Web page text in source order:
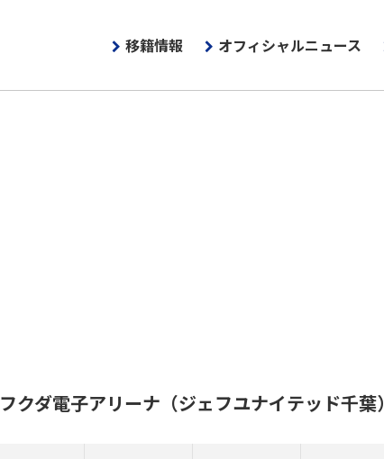
移籍情報 オフィシャルニュース
フクダ電子アリーナ （ジェフユナイテッド千葉）